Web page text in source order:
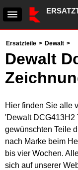
Ersatzteile > Dewalt >
Dewalt
Hier finden Sie alle
'Dewalt DCG413H2
gewünschten Teile
nach Marke beim
bis vier Wochen.
sich auf unserer